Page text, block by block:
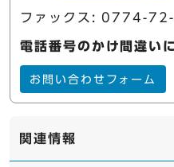
ファックス: 0774-
電話番号のかけ間違い
お問い合わせフォーム
関連情報